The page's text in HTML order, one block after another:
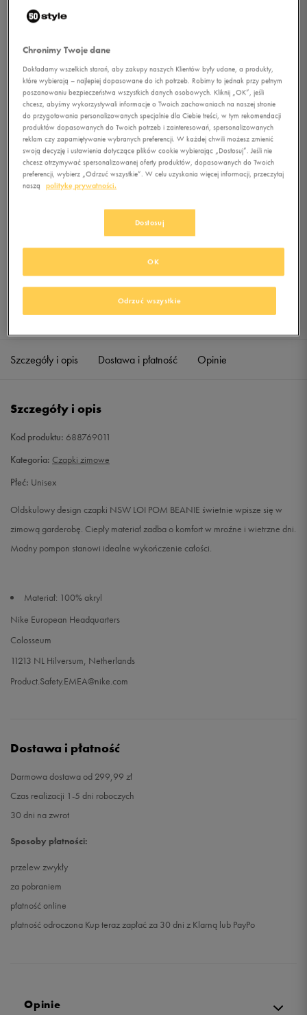
NIKE CZAPKA NSW LOI
POM BEANIE
0.0 (0 )
29,99złz Vat
+ 150 PKT WKLUBIE 50 STYLE
Produkt niedostępny
Wybierz rozmiar
Sprawdź dostępność w salonach
Szczegóły i opis Dostawa i płatność Opinie
Szczegóły i opis
Kod produktu: 688769011
Kategoria: Czapki zimowe
Płeć: Unisex
Oldskulowy design czapki NSW LOI POM BEANIE świetnie wpisze się w
zimową garderobę. Ciepły materiał zadba o komfort w mroźne i wietrzne dni.
Modny pompon stanowi idealne wykończenie całości.
Materiał: 100% akryl
Nike European Headquarters
Colosseum
11213 NL Hilversum, Netherlands
Product.Safety.EMEA@nike.com
Dostawa i płatność
Darmowa dostawa od 299,99 zł
Czas realizacji 1-5 dni roboczych
30 dni na zwrot
Sposoby płatności:
przelew zwykły
za pobraniem
płatność online
płatność odroczona Kup teraz zapłać za 30 dni z Klarną lub PayPo
Opinie
Chronimy Twoje dane
Dokładamy wszelkich starań, aby zakupy naszych Klientów były udane, a produkty,
które wybierają – najlepiej dopasowane do ich potrzeb. Robimy to jednak przy pełnym
poszanowaniu bezpieczeństwa wszystkich danych osobowych. Kliknij „OK”, jeśli
chcesz, abyśmy wykorzystywali informacje o Twoich zachowaniach na naszej stronie
do przygotowania personalizowanych specjalnie dla Ciebie treści, w tym rekomendacji
produktów dopasowanych do Twoich potrzeb i zainteresowań, spersonalizowanych
reklam czy zapamiętywanie wybranych preferencji. W każdej chwili możesz zmienić
swoją decyzję i ustawienia dotyczące plików cookie wybierając „Dostosuj”. Jeśli nie
chcesz otrzymywać spersonalizowanej oferty produktów, dopasowanych do Twoich
preferencji, wybierz „Odrzuć wszystkie”. W celu uzyskania więcej informacji, przeczytaj
naszą politykę prywatności.
Dostosuj
Odrzuć wszystkie
OK